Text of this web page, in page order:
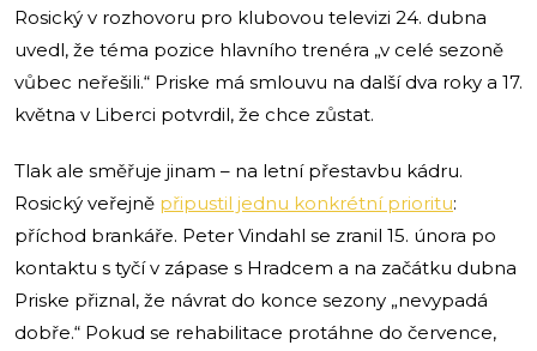
Rosický v rozhovoru pro klubovou televizi 24. dubna
uvedl, že téma pozice hlavního trenéra „v celé sezoně
vůbec neřešili.“ Priske má smlouvu na další dva roky a 17.
května v Liberci potvrdil, že chce zůstat.
Tlak ale směřuje jinam – na letní přestavbu kádru.
Rosický veřejně připustil jednu konkrétní prioritu:
příchod brankáře. Peter Vindahl se zranil 15. února po
kontaktu s tyčí v zápase s Hradcem a na začátku dubna
Priske přiznal, že návrat do konce sezony „nevypadá
dobře.“ Pokud se rehabilitace protáhne do července,